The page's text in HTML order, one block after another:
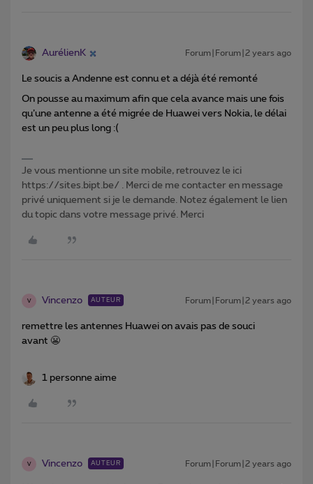
AurélienK Forum|Forum|2 years ago
Le soucis a Andenne est connu et a déjà été remonté
On pousse au maximum afin que cela avance mais une fois
qu’une antenne a été migrée de Huawei vers Nokia, le délai
est un peu plus long :(
Je vous mentionne un site mobile, retrouvez le ici
https://sites.bipt.be/ . Merci de me contacter en message
privé uniquement si je le demande. Notez également le lien
du topic dans votre message privé. Merci
V Vincenzo AUTEUR Forum|Forum|2 years ago
remettre les antennes Huawei on avais pas de souci
avant 😬
1 personne aime
V Vincenzo AUTEUR Forum|Forum|2 years ago